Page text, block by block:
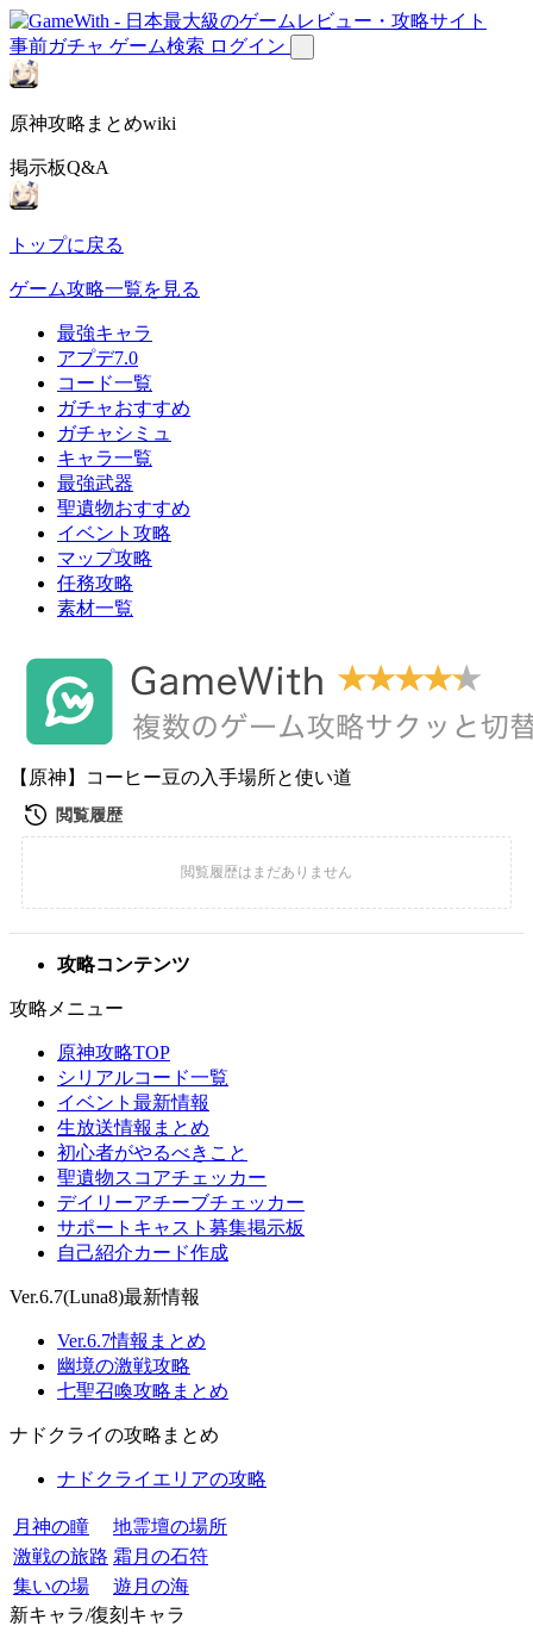
事前ガチャ ゲーム検索 ログイン
原神攻略まとめwiki
掲示板Q&A
トップに戻る
ゲーム攻略一覧を見る
最強キャラ
アプデ7.0
コード一覧
ガチャおすすめ
ガチャシミュ
キャラ一覧
最強武器
聖遺物おすすめ
イベント攻略
マップ攻略
任務攻略
素材一覧
【原神】コーヒー豆の入手場所と使い道
攻略コンテンツ
攻略メニュー
原神攻略TOP
シリアルコード一覧
イベント最新情報
生放送情報まとめ
初心者がやるべきこと
聖遺物スコアチェッカー
デイリーアチーブチェッカー
サポートキャスト募集掲示板
自己紹介カード作成
Ver.6.7(Luna8)最新情報
Ver.6.7情報まとめ
幽境の激戦攻略
七聖召喚攻略まとめ
ナドクライの攻略まとめ
ナドクライエリアの攻略
月神の瞳
地霊壇の場所
激戦の旅路 霜月の石符
集いの場
遊月の海
新キャラ/復刻キャラ